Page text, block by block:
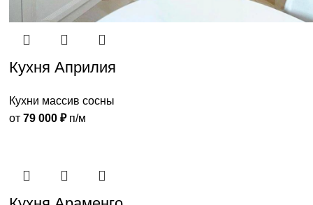
Кухня Априлия
Кухни массив сосны
от79 000₽п/м